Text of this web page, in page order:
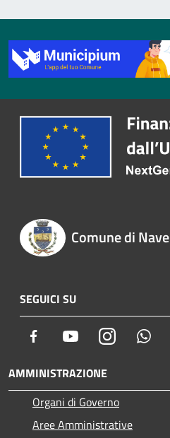
Comune di Nave
SEGUICI SU
Facebook YoutubeInstagram
AMMINISTRAZIONE
Organi di Governo
Aree Amministrative